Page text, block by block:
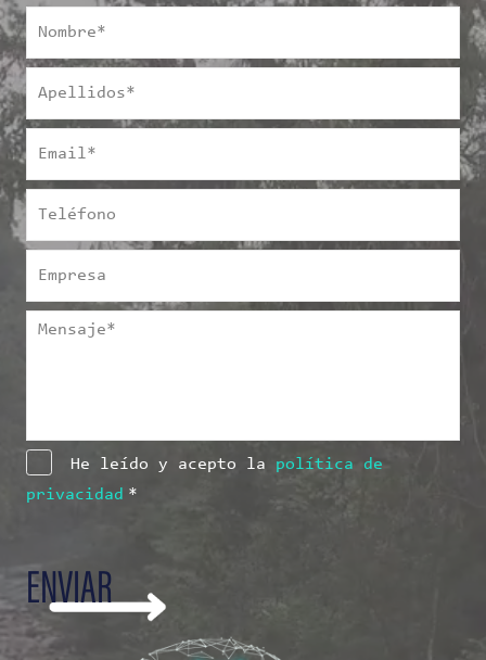
Mensaje *
Consentimiento *
He leído y acepto la política de
privacidad *